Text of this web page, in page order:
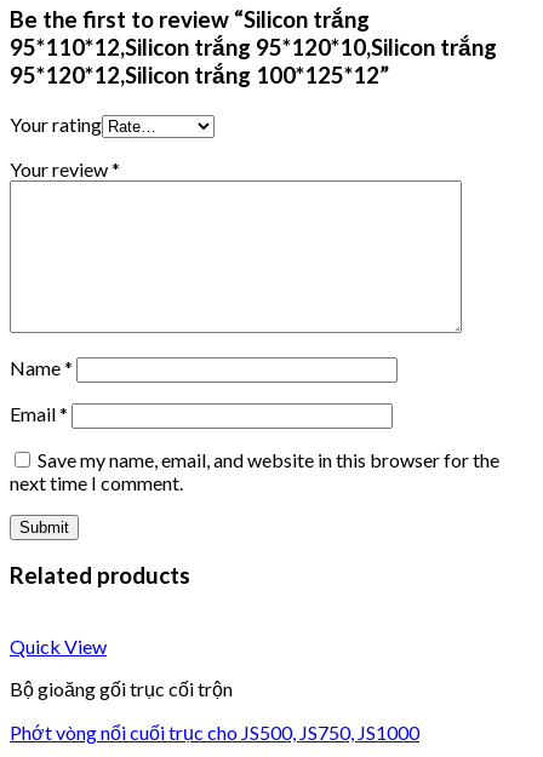
Be the first to review “Silicon trắng
95*110*12,Silicon trắng 95*120*10,Silicon trắng
95*120*12,Silicon trắng 100*125*12”
Your rating
Your review*
Name*
Email*
Save my name, email, and website in this browser for the
next time I comment.
Related products
Quick View
Bộ gioăng gối trục cối trộn
Phớt vòng nổi cuối trục cho JS500, JS750, JS1000